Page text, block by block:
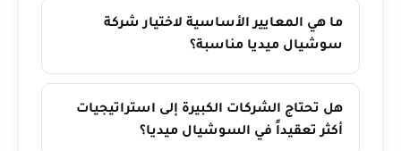
ما هي المعايير الأساسية لاختيار شركة
سوشيال ميديا مناسبة؟
هل تحتاج الشركات الكبيرة إلى استراتيجيات
أكثر تعقيداً في السوشيال ميديا؟